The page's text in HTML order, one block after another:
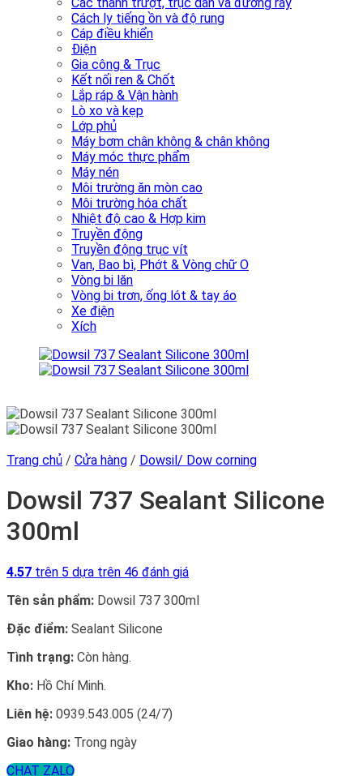
Cách ly tiếng ồn và độ rung
Cáp điều khiển
Điện
Gia công & Trục
Kết nối ren & Chốt
Lắp ráp & Vận hành
Lò xo và kẹp
Lớp phủ
Máy bơm chân không & chân không
Máy móc thực phẩm
Máy nén
Môi trường ăn mòn cao
Môi trường hóa chất
Nhiệt độ cao & Hợp kim
Truyền động
Truyền động trục vít
Van, Bao bì, Phớt & Vòng chữ O
Vòng bi lăn
Vòng bi trơn, ống lót & tay áo
Xe điện
Xích
Trang chủ / Cửa hàng / Dowsil/ Dow corning
Dowsil 737 Sealant Silicone
300ml
4.57 trên 5 dựa trên 46 đánh giá
Tên sản phẩm: Dowsil 737 300ml
Đặc điểm: Sealant Silicone
Tình trạng: Còn hàng.
Kho: Hồ Chí Minh.
Liên hệ: 0939.543.005 (24/7)
Giao hàng: Trong ngày
CHAT ZALO